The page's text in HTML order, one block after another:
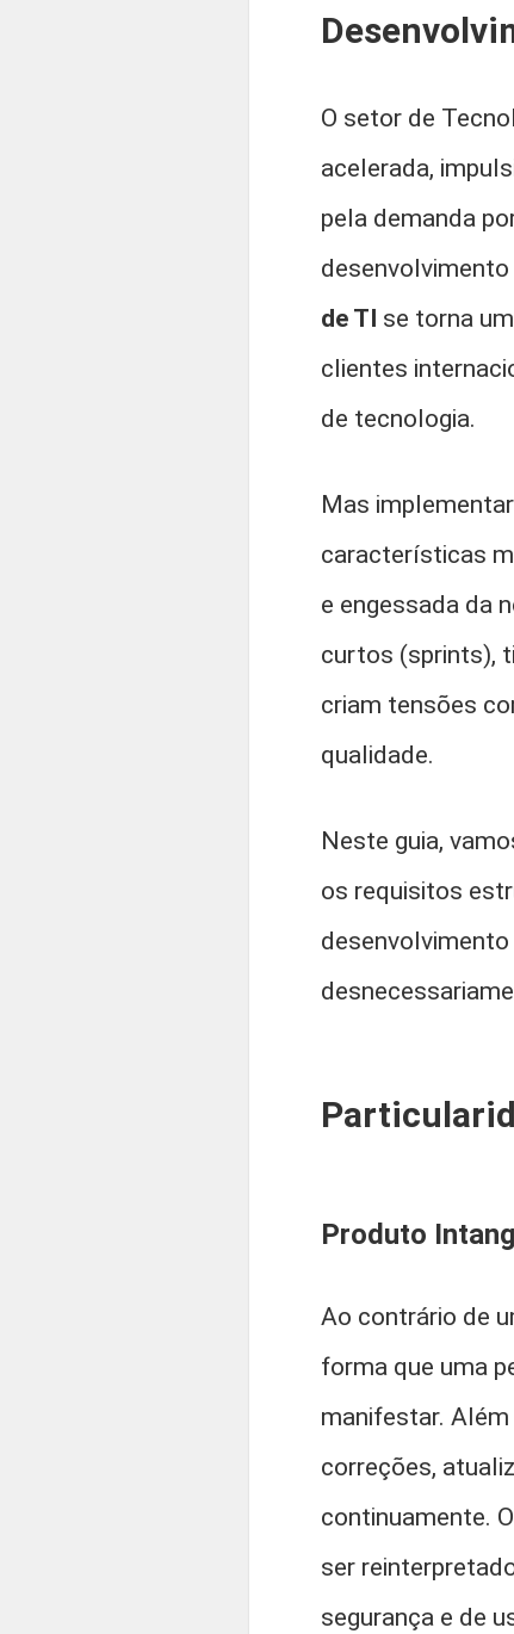
O setor de
acelerada,
pela demanda
de TI se torna
clientes
de tecnologia.
Mas
características
e engessada da
curtos (sprints),
criam tensões
qualidade.
Neste guia,
os requisitos
Produto
Ao contrário de
forma que uma
manifestar.
correções,
continuamente.
ser
segurança e de